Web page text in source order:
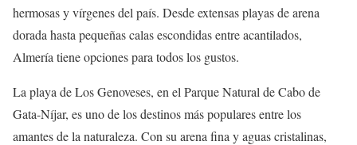
hermosas y vírgenes del país. Desde extensas playas de arena
dorada hasta pequeñas calas escondidas entre acantilados,
Almería tiene opciones para todos los gustos.
La playa de Los Genoveses, en el Parque Natural de Cabo de
Gata-Níjar, es uno de los destinos más populares entre los
amantes de la naturaleza. Con su arena fina y aguas cristalinas,